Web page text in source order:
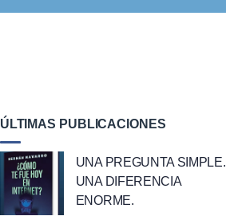
ÚLTIMAS PUBLICACIONES
UNA PREGUNTA SIMPLE.
UNA DIFERENCIA
ENORME.